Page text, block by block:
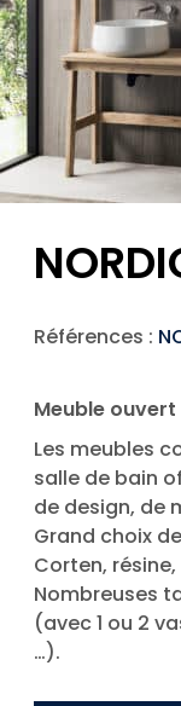
Références :
Meuble
Les meubles
salle de bain
de design, de
Grand choix
Corten,
Nombreuses
(avec 1 ou 2
…).